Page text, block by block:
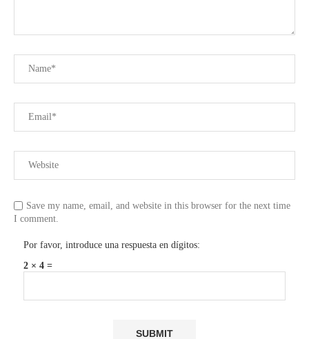
Save my name, email, and website in this browser for the next time
I comment.
Por favor, introduce una respuesta en dígitos:
2 × 4 =